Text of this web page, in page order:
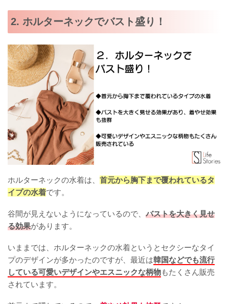
2. ホルターネックでバスト盛り！
ホルターネックの水着は、 首元から胸下まで覆われているタ
イプの水着です。
谷間が見えないようになっているので、 バストを大きく見せ
る効果があります。
いままでは、ホルターネックの水着というとセクシーなタイ
プのデザインが多かったのですが、最近は韓国などでも流行
している可愛いデザインやエスニックな柄物もたくさん販売
されています。